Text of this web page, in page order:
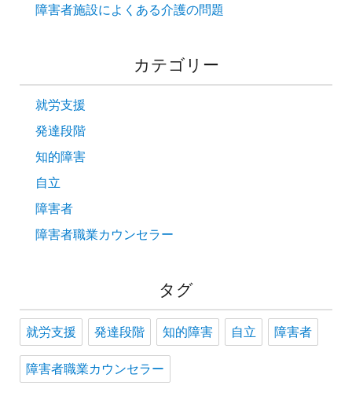
障害者施設によくある介護の問題
カテゴリー
就労支援
発達段階
知的障害
自立
障害者
障害者職業カウンセラー
タグ
就労支援 発達段階 知的障害 自立 障害者
障害者職業カウンセラー